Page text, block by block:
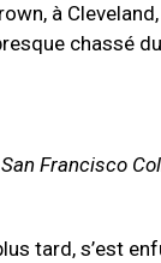
à
chassé
Francisco
tard, s’est